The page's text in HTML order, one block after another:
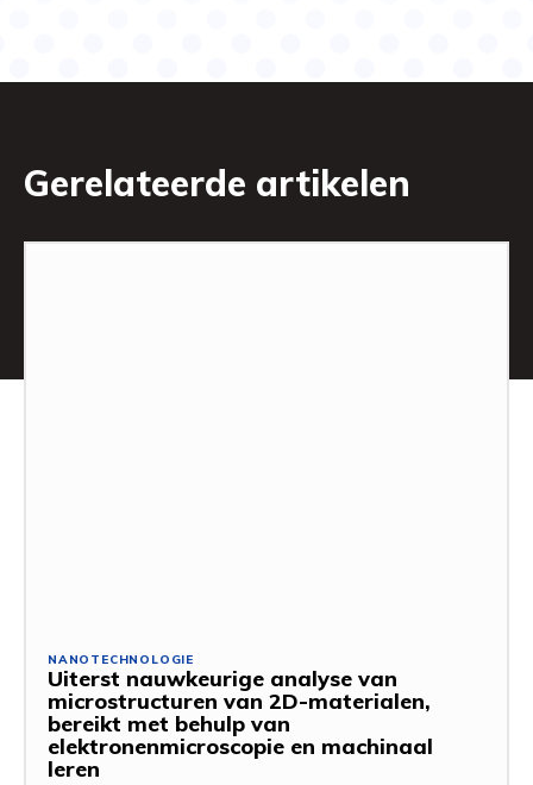
Gerelateerde artikelen
NANOTECHNOLOGIE
Uiterst nauwkeurige analyse van
microstructuren van 2D-materialen,
bereikt met behulp van
elektronenmicroscopie en machinaal
leren